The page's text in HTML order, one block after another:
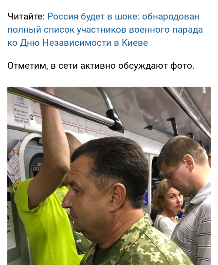
Читайте: Россия будет в шоке: обнародован
полный список участников военного парада
ко Дню Независимости в Киеве
Отметим, в сети активно обсуждают фото.